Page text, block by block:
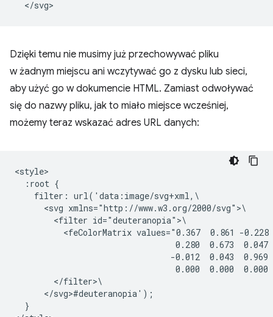
Dzięki temu nie musimy już przechowywać pliku
w żadnym miejscu ani wczytywać go z dysku lub sieci,
aby użyć go w dokumencie HTML. Zamiast odwoływać
się do nazwy pliku, jak to miało miejsce wcześniej,
możemy teraz wskazać adres URL danych:
<style>
  :root {
    filter: url('data:image/svg+xml,\
      <svg xmlns="http://www.w3.org/2000/svg">\
        <filter id="deuteranopia">\
<feColorMatrix values="0.367  0.861 -0.228
0.280  0.673  0.047
-0.012  0.043  0.969
0.000  0.000  0.000
        </filter>\
      </svg>#deuteranopia');
  }